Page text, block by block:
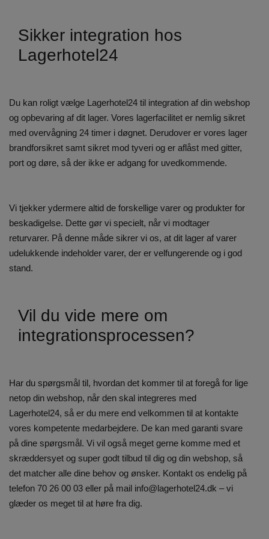
Sikker integration hos
Lagerhotel24
Du kan roligt vælge Lagerhotel24 til integration af din webshop
og opbevaring af dit lager. Vores lagerfacilitet er nemlig sikret
med overvågning 24 timer i døgnet. Derudover er vores lager
brandforsikret samt sikret mod tyveri og er aflåst med gitter,
port og døre, så der ikke er adgang for uvedkommende.
Vi tjekker ydermere altid de forskellige varer og produkter for
beskadigelse. Dette gør vi specielt, når vi modtager
returvarer. På denne måde sikrer vi os, at dit lager af varer
udelukkende indeholder varer, der er velfungerende og i god
stand.
Vil du vide mere om
integrationsprocessen?
Har du spørgsmål til, hvordan det kommer til at foregå for lige
netop din webshop, når den skal integreres med
Lagerhotel24, så er du mere end velkommen til at kontakte
vores kompetente medarbejdere. De kan med garanti svare
på dine spørgsmål. Vi vil også meget gerne komme med et
skræddersyet og super godt tilbud til dig og din webshop, så
det matcher alle dine behov og ønsker. Kontakt os endelig på
telefon 70 26 00 03 eller på mail info@lagerhotel24.dk – vi
glæder os meget til at høre fra dig.